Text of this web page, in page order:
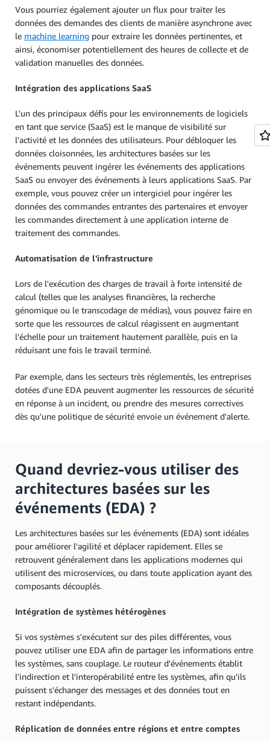
Vous pourriez également ajouter un flux pour traiter les
données des demandes des clients de manière asynchrone avec
le machine learning pour extraire les données pertinentes, et
ainsi, économiser potentiellement des heures de collecte et de
validation manuelles des données.
Intégration des applications SaaS
L'un des principaux défis pour les environnements de logiciels
en tant que service (SaaS) est le manque de visibilité sur
l'activité et les données des utilisateurs. Pour débloquer les
données cloisonnées, les architectures basées sur les
événements peuvent ingérer les événements des applications
SaaS ou envoyer des événements à leurs applications SaaS. Par
exemple, vous pouvez créer un intergiciel pour ingérer les
données des commandes entrantes des partenaires et envoyer
les commandes directement à une application interne de
traitement des commandes.
Automatisation de l'infrastructure
Lors de l'exécution des charges de travail à forte intensité de
calcul (telles que les analyses financières, la recherche
génomique ou le transcodage de médias), vous pouvez faire en
sorte que les ressources de calcul réagissent en augmentant
l'échelle pour un traitement hautement parallèle, puis en la
réduisant une fois le travail terminé.
Par exemple, dans les secteurs très réglementés, les entreprises
dotées d'une EDA peuvent augmenter les ressources de sécurité
en réponse à un incident, ou prendre des mesures correctives
dès qu'une politique de sécurité envoie un événement d'alerte.
Quand devriez-vous utiliser des
architectures basées sur les
événements (EDA) ?
Les architectures basées sur les événements (EDA) sont idéales
pour améliorer l'agilité et déplacer rapidement. Elles se
retrouvent généralement dans les applications modernes qui
utilisent des microservices, ou dans toute application ayant des
composants découplés.
Intégration de systèmes hétérogènes
Si vos systèmes s'exécutent sur des piles différentes, vous
pouvez utiliser une EDA afin de partager les informations entre
les systèmes, sans couplage. Le routeur d'événements établit
l'indirection et l'interopérabilité entre les systèmes, afin qu'ils
puissent s'échanger des messages et des données tout en
restant indépendants.
Réplication de données entre régions et entre comptes